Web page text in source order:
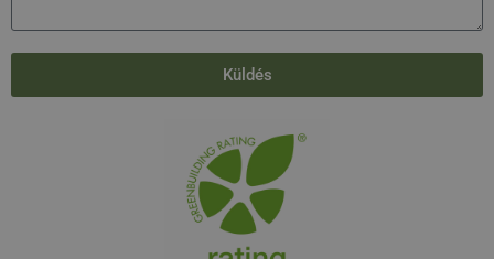
Küldés